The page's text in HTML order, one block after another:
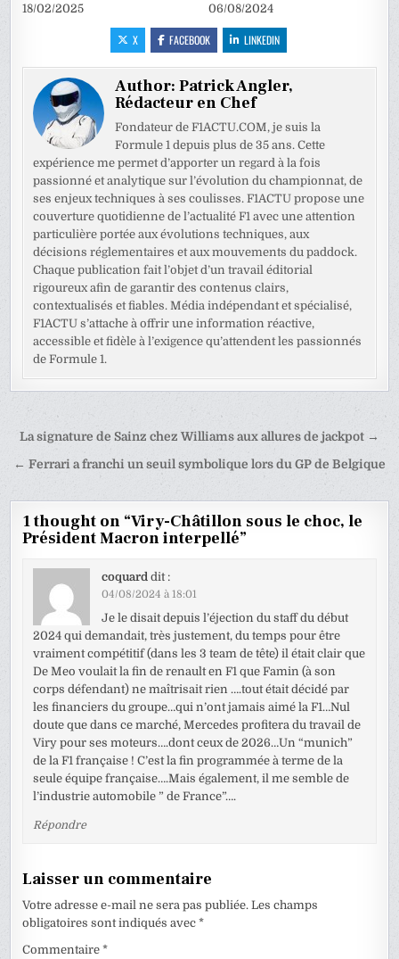
18/02/2025 06/08/2024
X FACEBOOK LINKEDIN
Author:Patrick Angler,
Rédacteur en Chef
Fondateur de F1ACTU.COM, je suis la
Formule 1 depuis plus de 35 ans. Cette
expérience me permet d’apporter un regard à la fois
passionné et analytique sur l’évolution du championnat, de
ses enjeux techniques à ses coulisses. F1ACTU propose une
couverture quotidienne de l’actualité F1 avec une attention
particulière portée aux évolutions techniques, aux
décisions réglementaires et aux mouvements du paddock.
Chaque publication fait l’objet d’un travail éditorial
rigoureux afin de garantir des contenus clairs,
contextualisés et fiables. Média indépendant et spécialisé,
F1ACTU s’attache à offrir une information réactive,
accessible et fidèle à l’exigence qu’attendent les passionnés
de Formule 1.
Navigation
de
La signature de Sainz chez Williams aux allures de jackpot →
← Ferrari a franchi un seuil symbolique lors du GP de Belgique
1 thought on “Viry-Châtillon sous le choc, le
Président Macron interpellé”
coquard dit :
04/08/2024 à 18:01
Je le disait depuis l’éjection du staff du début
2024 qui demandait, très justement, du temps pour être
vraiment compétitif (dans les 3 team de tête) il était clair que
De Meo voulait la fin de renault en F1 que Famin (à son
corps défendant) ne maîtrisait rien ….tout était décidé par
les financiers du groupe…qui n’ont jamais aimé la F1…Nul
doute que dans ce marché, Mercedes profitera du travail de
Viry pour ses moteurs….dont ceux de 2026…Un “munich”
de la F1 française ! C’est la fin programmée à terme de la
seule équipe française….Mais également, il me semble de
l’industrie automobile ” de France”….
Répondre
Laisser un commentaire
Votre adresse e-mail ne sera pas publiée. Les champs
obligatoires sont indiqués avec*
Commentaire*